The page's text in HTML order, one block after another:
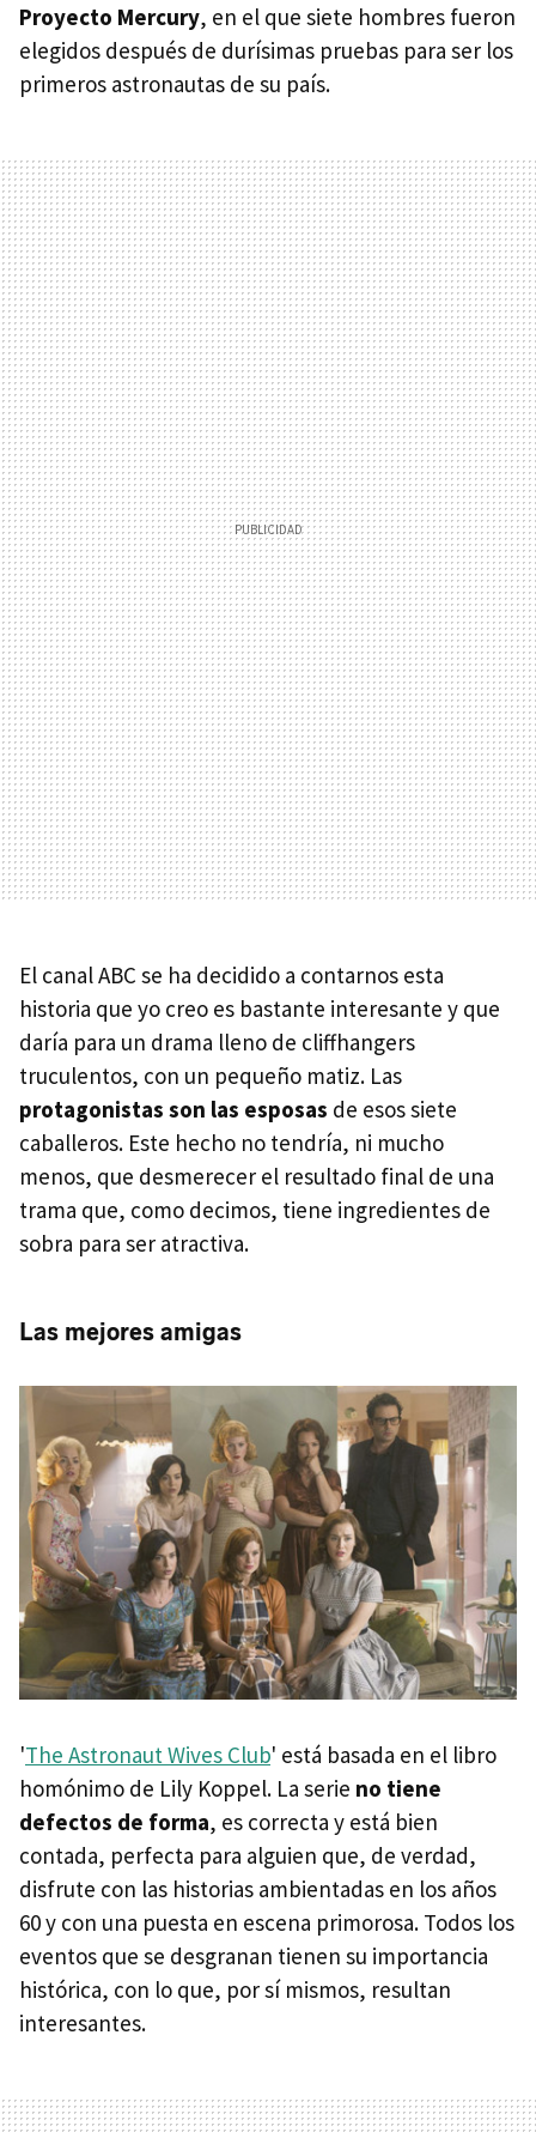
Proyecto Mercury, en el que siete hombres fueron
elegidos después de durísimas pruebas para ser los
primeros astronautas de su país.
El canal ABC se ha decidido a contarnos esta
historia que yo creo es bastante interesante y que
daría para un drama lleno de cliffhangers
truculentos, con un pequeño matiz. Las
protagonistas son las esposas de esos siete
caballeros. Este hecho no tendría, ni mucho
menos, que desmerecer el resultado final de una
trama que, como decimos, tiene ingredientes de
sobra para ser atractiva.
Las mejores amigas
'The Astronaut Wives Club' está basada en el libro
homónimo de Lily Koppel. La serie no tiene
defectos de forma, es correcta y está bien
contada, perfecta para alguien que, de verdad,
disfrute con las historias ambientadas en los años
60 y con una puesta en escena primorosa. Todos los
eventos que se desgranan tienen su importancia
histórica, con lo que, por sí mismos, resultan
interesantes.